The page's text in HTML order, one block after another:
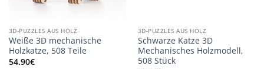
3D-PUZZLES AUS HOLZ
Weiße 3D mechanische
Holzkatze, 508 Teile
54.90€
3D-PUZZLES AUS HOLZ
Schwarze Katze 3D
Mechanisches Holzmodell,
508 Stück